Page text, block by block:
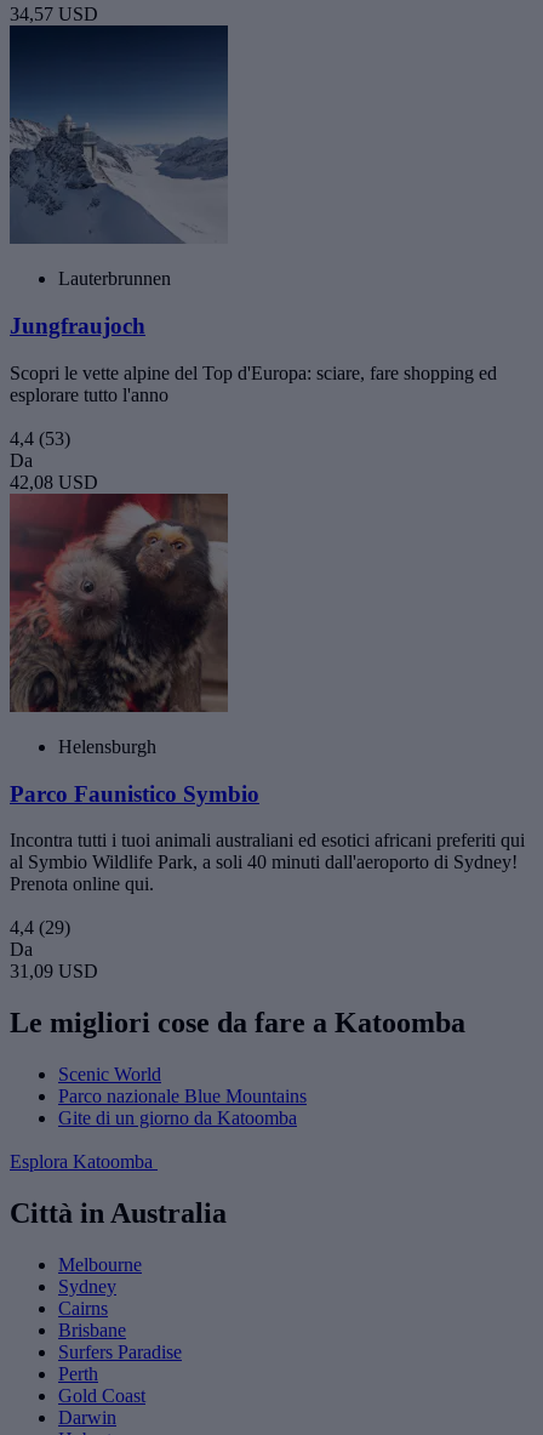
34,57 USD
Lauterbrunnen
Jungfraujoch
Scopri le vette alpine del Top d'Europa: sciare, fare shopping ed
esplorare tutto l'anno
4,4 (53)
Da
42,08 USD
Helensburgh
Parco Faunistico Symbio
Incontra tutti i tuoi animali australiani ed esotici africani preferiti qui
al Symbio Wildlife Park, a soli 40 minuti dall'aeroporto di Sydney!
Prenota online qui.
4,4 (29)
Da
31,09 USD
Le migliori cose da fare a Katoomba
Scenic World
Parco nazionale Blue Mountains
Gite di un giorno da Katoomba
Esplora Katoomba
Città in Australia
Melbourne
Sydney
Cairns
Brisbane
Surfers Paradise
Perth
Gold Coast
Darwin